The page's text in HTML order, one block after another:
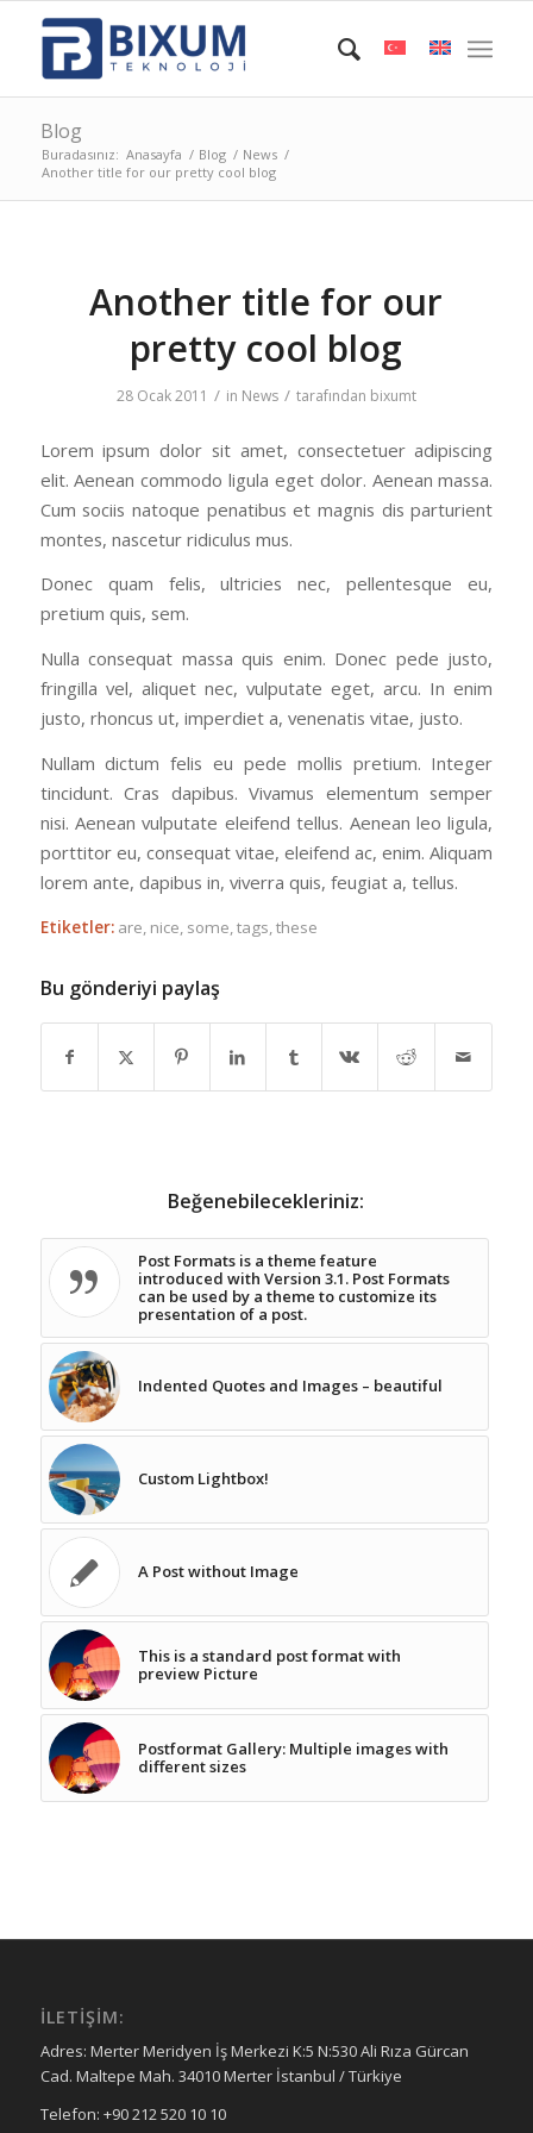
Blog
Buradasınız: Anasayfa / Blog / News /
Another title for our pretty cool blog
Another title for our
pretty cool blog
28 Ocak 2011 / in News / tarafından bixumt
Lorem ipsum dolor sit amet, consectetuer adipiscing
elit. Aenean commodo ligula eget dolor. Aenean massa.
Cum sociis natoque penatibus et magnis dis parturient
montes, nascetur ridiculus mus.
Donec quam felis, ultricies nec, pellentesque eu,
pretium quis, sem.
Nulla consequat massa quis enim. Donec pede justo,
fringilla vel, aliquet nec, vulputate eget, arcu. In enim
justo, rhoncus ut, imperdiet a, venenatis vitae, justo.
Nullam dictum felis eu pede mollis pretium. Integer
tincidunt. Cras dapibus. Vivamus elementum semper
nisi. Aenean vulputate eleifend tellus. Aenean leo ligula,
porttitor eu, consequat vitae, eleifend ac, enim. Aliquam
lorem ante, dapibus in, viverra quis, feugiat a, tellus.
Etiketler: are nice some tags these
Bu gönderiyi paylaş
Beğenebilecekleriniz:
Post Formats is a theme feature
introduced with Version 3.1. Post Formats
can be used by a theme to customize its
presentation of a post.
Indented Quotes and Images – beautiful
Custom Lightbox!
A Post without Image
This is a standard post format with
preview Picture
Postformat Gallery: Multiple images with
different sizes
İLETIŞIM:
Adres: Merter Meridyen İş Merkezi K:5 N:530 Ali Rıza Gürcan
Cad. Maltepe Mah. 34010 Merter İstanbul / Türkiye
Telefon: +90 212 520 10 10